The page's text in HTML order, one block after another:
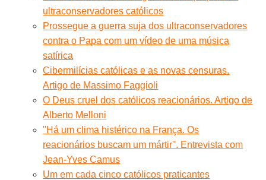
ultraconservadores católicos
Prossegue a guerra suja dos ultraconservadores
contra o Papa com um vídeo de uma música
satírica
Cibermilícias católicas e as novas censuras.
Artigo de Massimo Faggioli
O Deus cruel dos católicos reacionários. Artigo de
Alberto Melloni
''Há um clima histérico na França. Os
reacionários buscam um mártir''. Entrevista com
Jean-Yves Camus
Um em cada cinco católicos praticantes